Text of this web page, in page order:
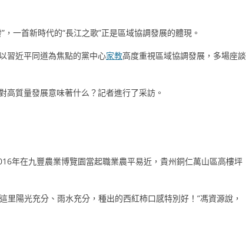
一首新時代的“長江之歌”正是區域協調發展的體現。
習近平同道為焦點的黨中心家教高度重視區域協調發展，多場座談
高質量發展意味著什么？記者進行了采訪。
年在九豐農業博覽園當起職業農平易近，貴州銅仁萬山區高樓坪
陽光充分、雨水充分，種出的西紅柿口感特別好！”馮資源說，